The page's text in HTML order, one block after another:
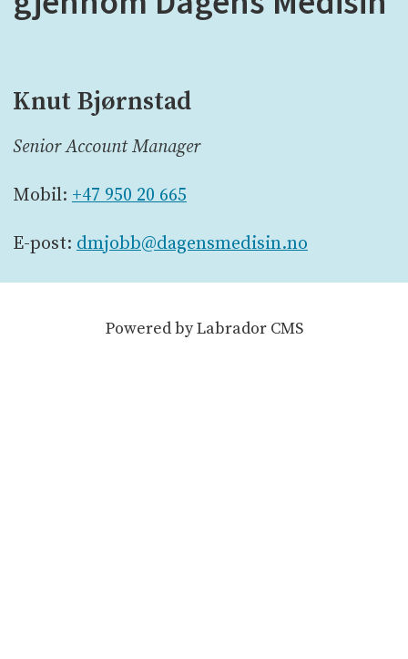
Knut Bjørnstad
Senior Account Manager
Mobil: +47 950 20 665
E-post: dmjobb@dagensmedisin.no
Powered by Labrador CMS